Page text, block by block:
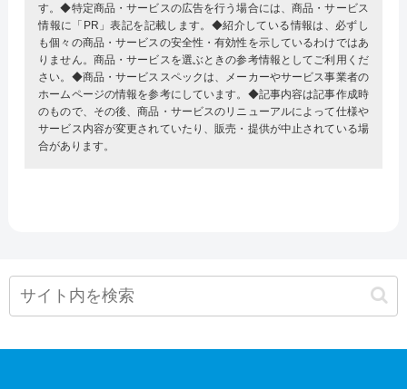
す。◆特定商品・サービスの広告を行う場合には、商品・サービス
情報に「PR」表記を記載します。◆紹介している情報は、必ずし
も個々の商品・サービスの安全性・有効性を示しているわけではあ
りません。商品・サービスを選ぶときの参考情報としてご利用くだ
さい。◆商品・サービススペックは、メーカーやサービス事業者の
ホームページの情報を参考にしています。◆記事内容は記事作成時
のもので、その後、商品・サービスのリニューアルによって仕様や
サービス内容が変更されていたり、販売・提供が中止されている場
合があります。